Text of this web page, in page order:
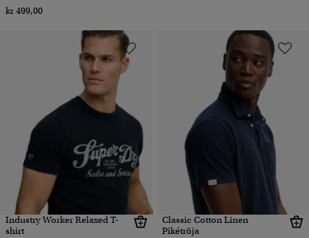
kr 499,00
Industry Worker Relaxed T-
shirt
Classic Cotton Linen
Pikétröja